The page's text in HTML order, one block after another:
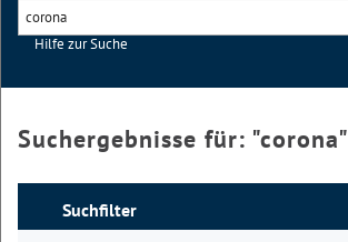
Hilfe zur Suche
Suchergebnisse für: "corona"
Suchfilter